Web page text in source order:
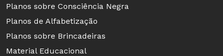
Planos sobre Consciência Negra
Planos de Alfabetização
Planos sobre Brincadeiras
Material Educacional